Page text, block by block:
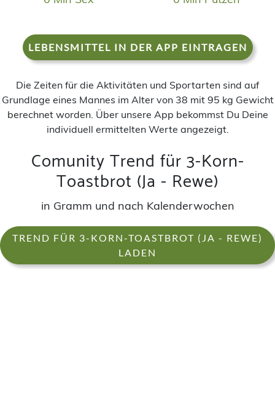
LEBENSMITTEL IN DER APP EINTRAGEN
Die Zeiten für die Aktivitäten und Sportarten sind auf
Grundlage eines Mannes im Alter von 38 mit 95 kg Gewicht
berechnet worden. Über unsere App bekommst Du Deine
individuell ermittelten Werte angezeigt.
Comunity Trend für 3-Korn-
Toastbrot (Ja - Rewe)
in Gramm und nach Kalenderwochen
TREND FÜR 3-KORN-TOASTBROT (JA - REWE)
LADEN